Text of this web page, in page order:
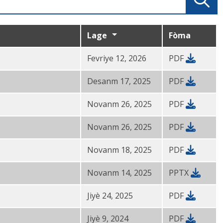
Lage Fòma
Fevriye 12, 2026 PDF
Desanm 17, 2025 PDF
Novanm 26, 2025 PDF
Novanm 26, 2025 PDF
Novanm 18, 2025 PDF
Novanm 14, 2025 PPTX
Jiyè 24, 2025 PDF
Jiyè 9, 2024 PDF